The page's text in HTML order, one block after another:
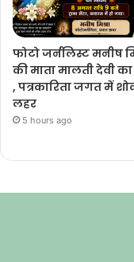
फोटो जर्नलिस्ट मनीष
की माता मालती देवी
, पत्रकारिता जगत में
लहर
5 hours ago